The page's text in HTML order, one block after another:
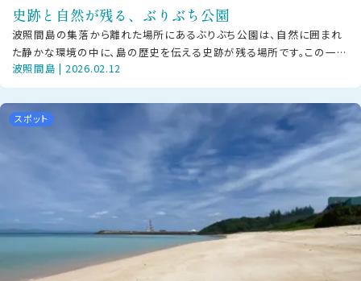
史跡と自然が残る、ぶりぶち公園
波照間島の集落から離れた場所にあるぶりぶち公園は、自然に囲まれ
た静かな環境の中に、島の歴史を伝える史跡が残る場所です。この一帯
には、下田原城跡のほか、大泊浜貝塚
波照間島 | 2026.02.12
スポット